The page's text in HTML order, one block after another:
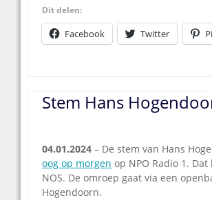
Dit delen:
Facebook Twitter
Stem Hans
04.01.2024 – De stem van Hans
oog op morgen op NPO Radio 1.
NOS. De omroep gaat via een
Hogendoorn.